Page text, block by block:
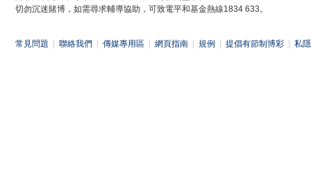
切勿沉迷賭博，如需尋求輔導協助，可致電平和基金熱線1834 633。
常見問題 聯絡我們 傳媒專用區 網頁指南 規例 提倡有節制博彩 私